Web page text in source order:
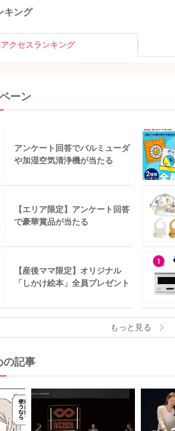
キング
アクセスランキング
ーン
アンケート回答でバルミューダ
や加湿空気清浄機が当たる
【エリア限定】アンケート回答
で豪華賞品が当たる
【産後ママ限定】オリジナル
「しかけ絵本」全員プレゼント
もっと見る
の記事